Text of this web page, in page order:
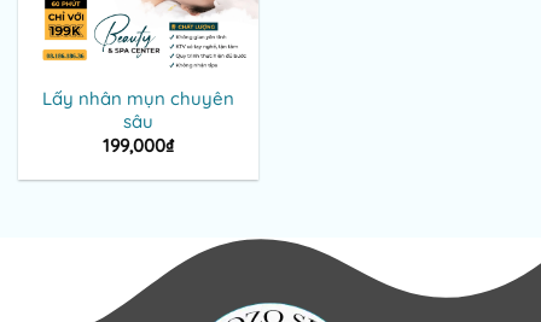
Lấy nhân mụn chuyên
sâu
199,000₫